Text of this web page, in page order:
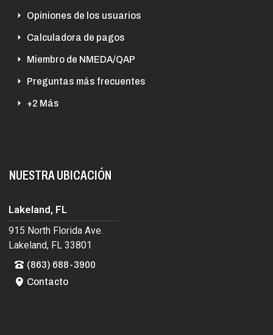
Opiniones de los usuarios
Calculadora de pagos
Miembro de NMEDA/QAP
Preguntas más frecuentes
+2 Más
NUESTRA UBICACIÓN
Lakeland, FL
915 North Florida Ave.
Lakeland, FL 33801
(863) 688-3900
Contacto